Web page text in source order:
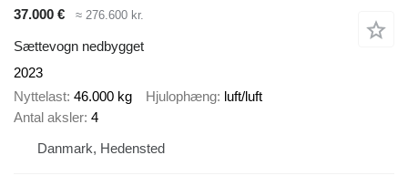
37.000 €
≈ 276.600 kr.
Sættevogn nedbygget
2023
Nyttelast 46.000 kg Hjulophæng luft/luft
Antal aksler 4
Danmark, Hedensted